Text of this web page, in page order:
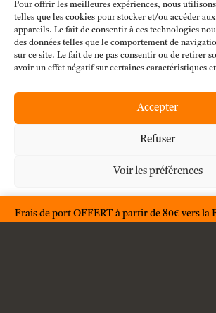
Pour offrir les meilleures expériences, nous
telles que les cookies pour stocker et/ou accéder
appareils. Le fait de consentir à ces technologies
des données telles que le comportement de
sur ce site. Le fait de ne pas consentir ou de retirer
avoir un effet négatif sur certaines caractéristiques
Accepter
Refuser
Voir les préférences
Frais de port OFFERT à partir de 80€ vers
Boutique
Modèles